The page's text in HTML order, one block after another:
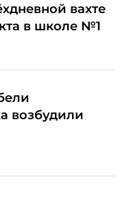
вахте
в школе №1
возбудили